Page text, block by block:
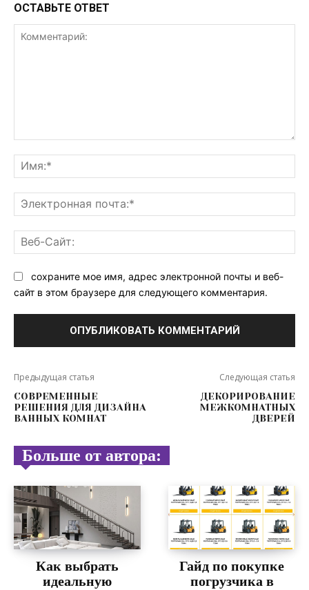
ОСТАВЬТЕ ОТВЕТ
сохраните мое имя, адрес электронной почты и веб-
сайт в этом браузере для следующего комментария.
Предыдущая статья
СОВРЕМЕННЫЕ
РЕШЕНИЯ ДЛЯ ДИЗАЙНА
ВАННЫХ КОМНАТ
Следующая статья
ДЕКОРИРОВАНИЕ
МЕЖКОМНАТНЫХ
ДВЕРЕЙ
Больше от автора:
Как выбрать
идеальную
Гайд по покупке
погрузчика в